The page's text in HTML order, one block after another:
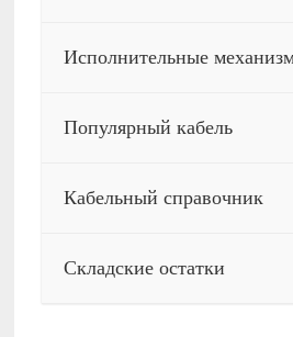
Исполнительные
Популярный кабель
Кабельный справочник
Складские остатки